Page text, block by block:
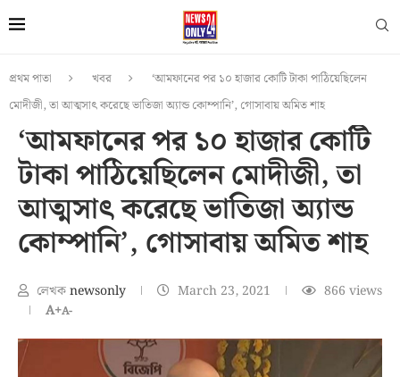
প্রথম পাতা খবর
‘আমফানের পর ১০ হাজার কোটি টাকা পাঠিয়েছিলেন
মোদীজী, তা আত্মসাৎ করেছে ভাতিজা অ্যান্ড কোম্পানি’, গোসাবায় অমিত শাহ
‘আমফানের পর ১০ হাজার কোটি
টাকা পাঠিয়েছিলেন মোদীজী, তা
আত্মসাৎ করেছে ভাতিজা অ্যান্ড
কোম্পানি’, গোসাবায় অমিত শাহ
লেখকnewsonly March 23, 2021 866 views
A+A-